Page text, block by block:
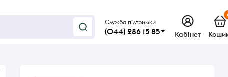
Служба підтримки
(044) 286 15 85 Кабінет